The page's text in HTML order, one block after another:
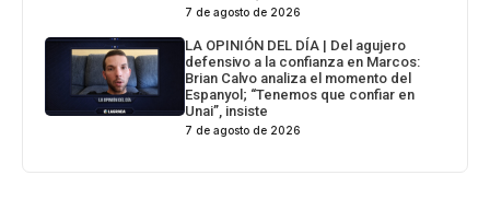
7 de agosto de 2026
LA OPINIÓN DEL DÍA | Del agujero
defensivo a la confianza en Marcos:
Brian Calvo analiza el momento del
Espanyol; “Tenemos que confiar en
Unai”, insiste
7 de agosto de 2026